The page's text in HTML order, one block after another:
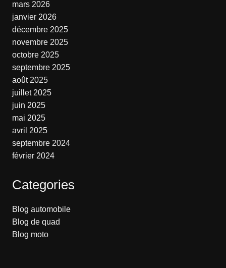
mars 2026
janvier 2026
décembre 2025
novembre 2025
octobre 2025
septembre 2025
août 2025
juillet 2025
juin 2025
mai 2025
avril 2025
septembre 2024
février 2024
Categories
Blog automobile
Blog de quad
Blog moto